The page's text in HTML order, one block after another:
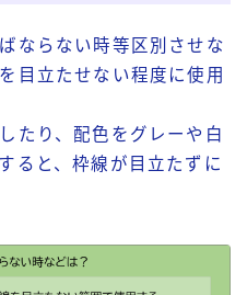
ならない時等区別させな
目立たせない程度に使用
たり、配色をグレーや白
ると、枠線が目立たずに